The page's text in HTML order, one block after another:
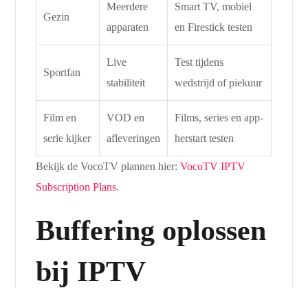
Gezin
Meerdere
apparaten
Smart TV, mobiel
en Firestick testen
Sportfan
Live
stabiliteit
Test tijdens
wedstrijd of piekuur
Film en
serie kijker
VOD en
afleveringen
Films, series en app-
herstart testen
Bekijk de VocoTV plannen hier:VocoTV IPTV
Subscription Plans.
Buffering oplossen
bij IPTV